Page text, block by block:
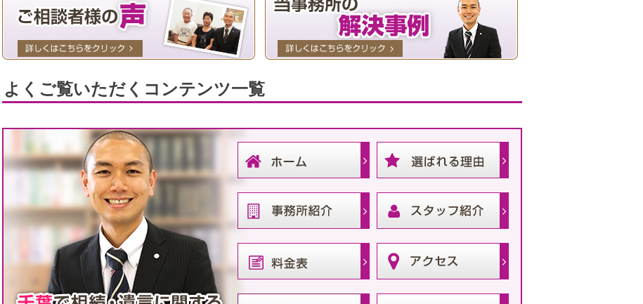
よくご覧いただくコンテンツ一覧